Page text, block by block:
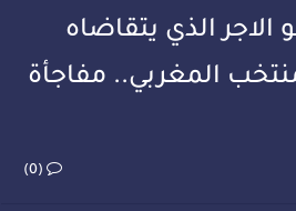
الاجر الذي يتقاضاه
المغربي.. مفاجأة
(0)